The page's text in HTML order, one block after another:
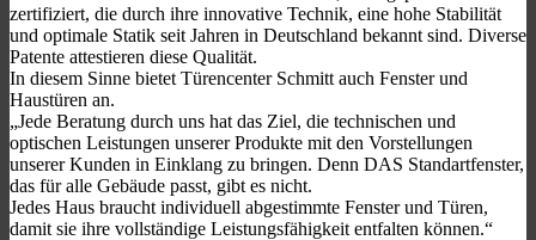
zertifiziert, die durch ihre innovative Technik, eine hohe Stabilität
und optimale Statik seit Jahren in Deutschland bekannt sind. Diverse
Patente attestieren diese Qualität.
In diesem Sinne bietet Türencenter Schmitt auch Fenster und
Haustüren an.
„Jede Beratung durch uns hat das Ziel, die technischen und
optischen Leistungen unserer Produkte mit den Vorstellungen
unserer Kunden in Einklang zu bringen. Denn DAS Standartfenster,
das für alle Gebäude passt, gibt es nicht.
Jedes Haus braucht individuell abgestimmte Fenster und Türen,
damit sie ihre vollständige Leistungsfähigkeit entfalten können.“